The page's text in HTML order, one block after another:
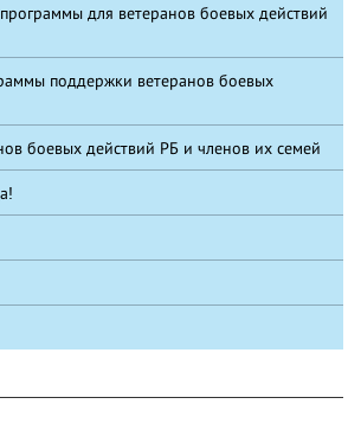
для ветеранов боевых действий
поддержки ветеранов боевых
боевых действий РБ и членов их семей